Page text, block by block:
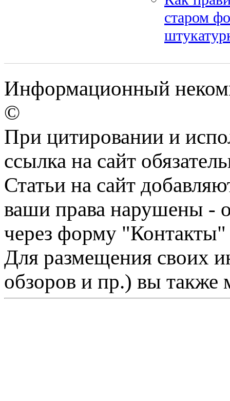
старом
Информационный
©
При цитировании и
ссылка на сайт
Статьи на сайт
ваши права нарушены -
через форму "Контакты"
Для размещения своих
обзоров и пр.) вы также